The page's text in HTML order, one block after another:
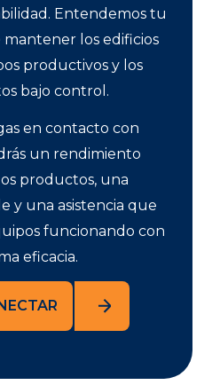
Entendemos tu
los edificios
productivos y los
bajo control.
en contacto con
un rendimiento
productos, una
y una asistencia que
funcionando con
eficacia.